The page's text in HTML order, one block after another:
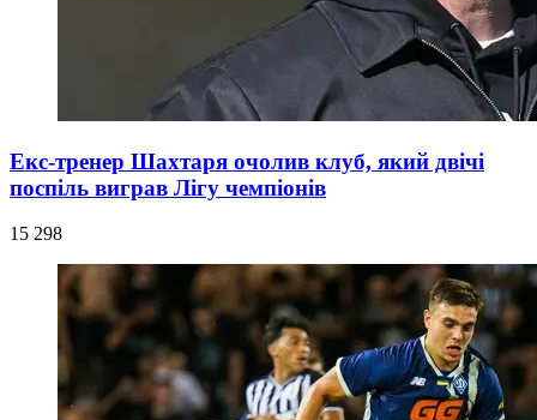
Екс-тренер Шахтаря очолив клуб, який двічі
поспіль виграв Лігу чемпіонів
15 298